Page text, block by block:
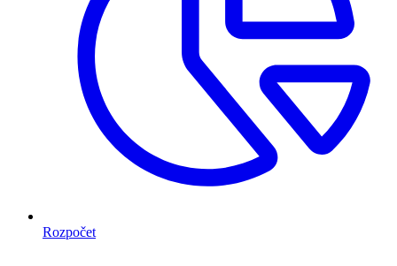
Rozpočet